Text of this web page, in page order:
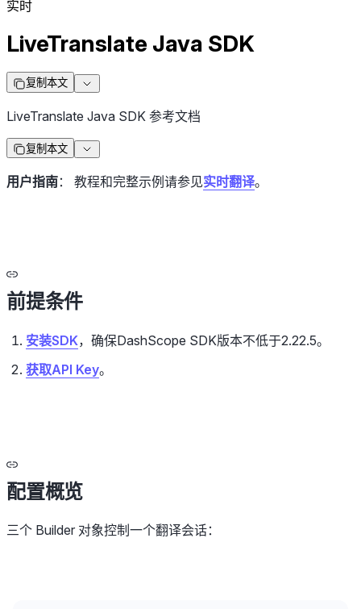
实时
LiveTranslate Java SDK
复制本文
LiveTranslate Java SDK 参考文档
复制本文
用户指南： 教程和完整示例请参见实时翻译。
前提条件
安装SDK，确保DashScope SDK版本不低于2.22.5。
获取API Key。
配置概览
三个 Builder 对象控制一个翻译会话：